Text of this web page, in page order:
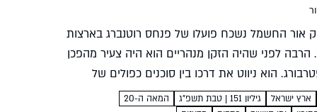
אור החשמל נשכח פועלו של פנחס רוטנברג בארצות
הרבה לפני שהיה הזקן מנהריים הוא היה צעיר מהפכן
הוא ניווט את דרכו בין סוכנים כפולים של
המפלגה הסוציאליסטית המחתרתית,...
ארץ ישראל גיליון 151 | טבת תשפ"ג
המאה ה-20